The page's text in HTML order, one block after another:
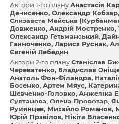
Актори 1-го плануАнастасія
Денисенко Олександр Кобзар
Єлизавета Майська
Довженко Андрій Мостренко
Олександр Гетьманський
Ганноченко Лариса Руснак
Євгеній Лебедин
Актори 2-го плануСтаніслав
Череватенко Владислав
Анатоль Фон-Філандра
Босенко Артем Мяус
Шевченко-Головко Анжеліка
Султанова Олена Провотар
Румянцев Михайло Романов
Юрій Правілов Нікіта